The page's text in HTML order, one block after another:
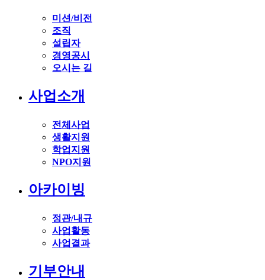
미션/비전
조직
설립자
경영공시
오시는 길
사업소개
전체사업
생활지원
학업지원
NPO지원
아카이빙
정관/내규
사업활동
사업결과
기부안내